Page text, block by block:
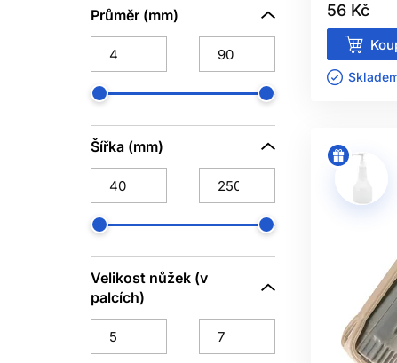
Průměr (mm)
Šířka (mm)
Velikost nůžek (v
palcích)
56 Kč
Skladem